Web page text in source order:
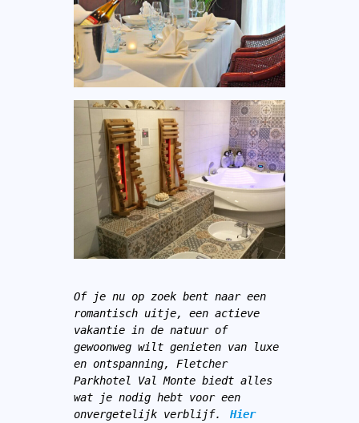
Of je nu op zoek bent naar een
romantisch uitje, een actieve
vakantie in de natuur of
gewoonweg wilt genieten van luxe
en ontspanning, Fletcher
Parkhotel Val Monte biedt alles
wat je nodig hebt voor een
onvergetelijk verblijf.
Hier